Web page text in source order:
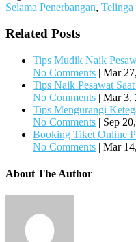
Selama Penerbangan, Telinga
Related Posts
Tips Mudik Naik
No Comments | Mar
Tips Naik Pesawat
No Comments | Mar 3,
Tips Mengurangi
No Comments | Sep
Booking Tiket Online
No Comments | Mar
About The Author